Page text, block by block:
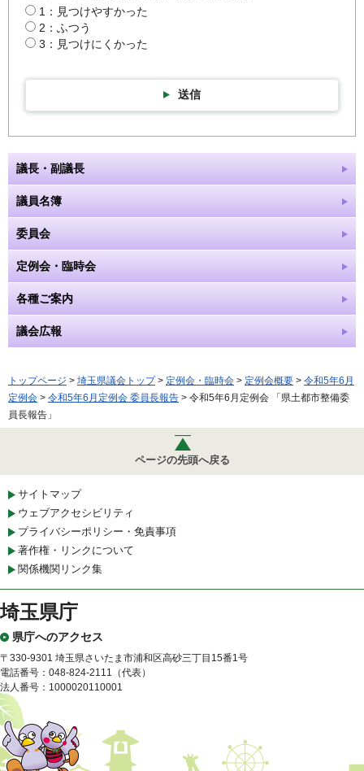
1：見つけやすかった
2：ふつう
3：見つけにくかった
送信
議長・副議長
議員名簿
委員会
定例会・臨時会
各種ご案内
議会広報
トップページ > 埼玉県議会トップ> 定例会・臨時会 > 定例会概要 > 令和5年6月
定例会 > 令和5年6月定例会 委員長報告 > 令和5年6月定例会 「県土都市整備委
員長報告」
ページの先頭へ戻る
サイトマップ
ウェブアクセシビリティ
プライバシーポリシー・免責事項
著作権・リンクについて
関係機関リンク集
埼玉県庁
県庁へのアクセス
〒330-9301 埼玉県さいたま市浦和区高砂三丁目15番1号
電話番号：048-824-2111（代表）
法人番号：1000020110001